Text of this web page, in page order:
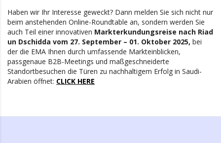
Haben wir Ihr Interesse geweckt? Dann melden Sie sich nicht nur
beim anstehenden Online-Roundtable an, sondern werden Sie
auch Teil einer innovativen Markterkundungsreise nach Riad
un Dschidda vom 27. September – 01. Oktober 2025, bei
der die EMA Ihnen durch umfassende Markteinblicken,
passgenaue B2B-Meetings und maßgeschneiderte
Standortbesuchen die Türen zu nachhaltigem Erfolg in Saudi-
Arabien öffnet: CLICK HERE